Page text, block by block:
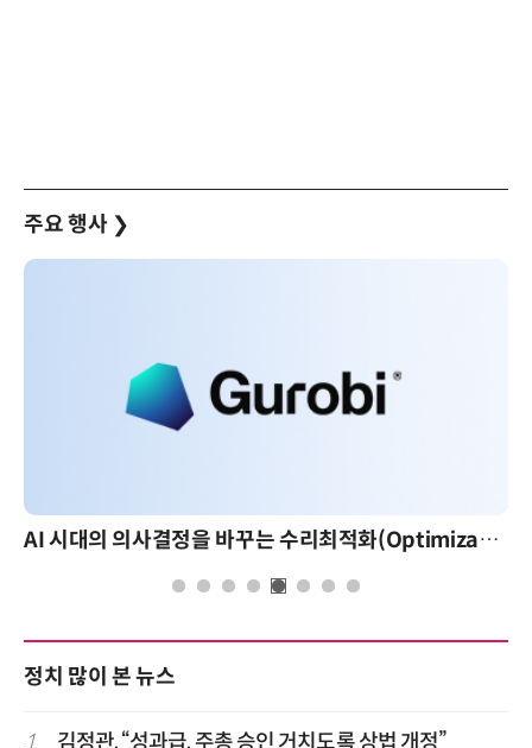
주요 행사 ❯
AI 시대의 의사결정을 바꾸는 수리최적화(Optimization): 실제 산업 적용 사례와 활용 전략
정치 많이 본 뉴스
1 김정관, “성과급, 주총 승인 거치도록 상법 개정”